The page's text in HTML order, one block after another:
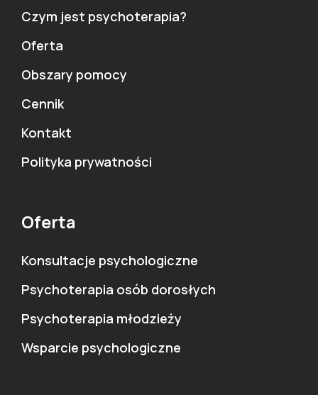
Czym jest psychoterapia?
Oferta
Obszary pomocy
Cennik
Kontakt
Polityka prywatności
Oferta
Konsultacje psychologiczne
Psychoterapia osób dorosłych
Psychoterapia młodzieży
Wsparcie psychologiczne